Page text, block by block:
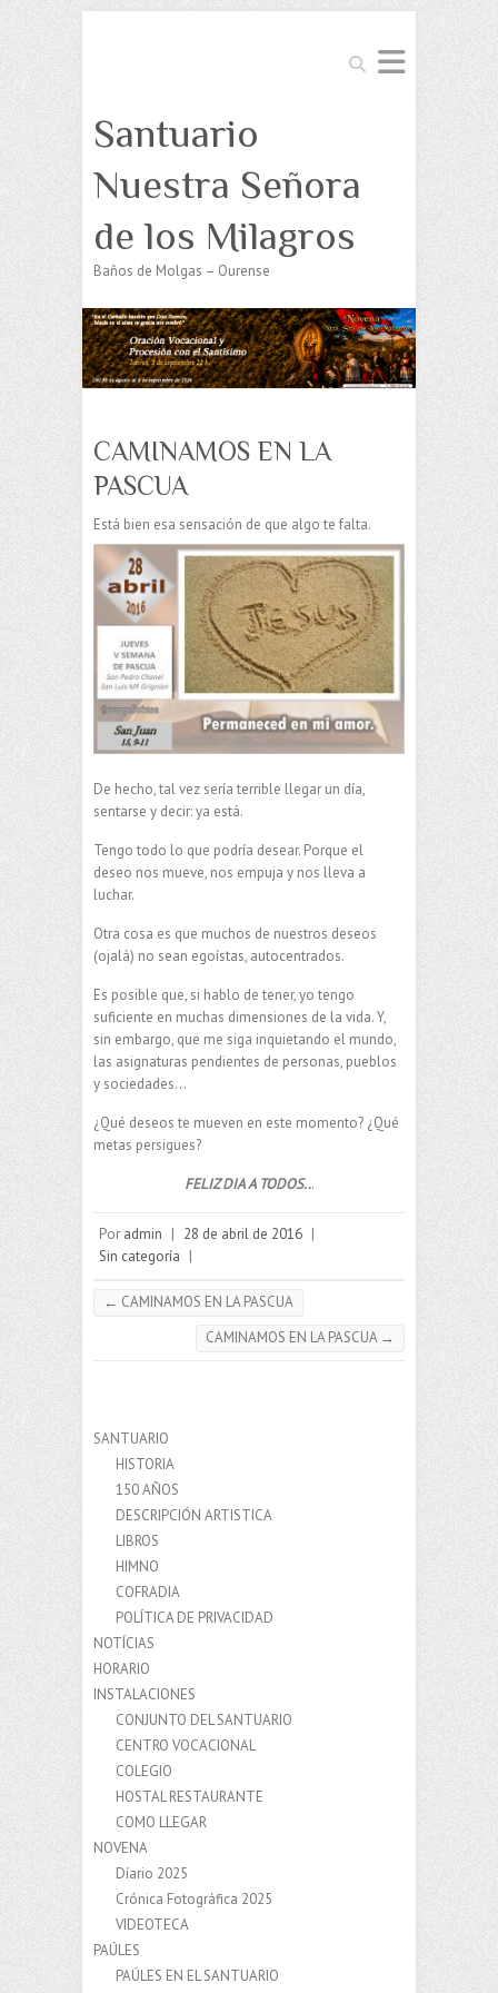
Buscar
Santuario
Nuestra Señora
de los Milagros
Baños de Molgas – Ourense
CAMINAMOS EN LA
PASCUA
Está bien esa sensación de que algo te falta.
De hecho, tal vez sería terrible llegar un día,
sentarse y decir: ya está.
Tengo todo lo que podría desear. Porque el
deseo nos mueve, nos empuja y nos lleva a
luchar.
Otra cosa es que muchos de nuestros deseos
(ojalá) no sean egoístas, autocentrados.
Es posible que, si hablo de tener, yo tengo
suficiente en muchas dimensiones de la vida. Y,
sin embargo, que me siga inquietando el mundo,
las asignaturas pendientes de personas, pueblos
y sociedades…
¿Qué deseos te mueven en este momento? ¿Qué
metas persigues?
FELIZ DIA A TODOS...
Por admin | 28 de abril de 2016 |
Sin categoría |
← CAMINAMOS EN LA PASCUA
CAMINAMOS EN LA PASCUA →
SANTUARIO
HISTORIA
150 AÑOS
DESCRIPCIÓN ARTISTICA
LIBROS
HIMNO
COFRADIA
POLÍTICA DE PRIVACIDAD
NOTÍCIAS
HORARIO
INSTALACIONES
CONJUNTO DEL SANTUARIO
CENTRO VOCACIONAL
COLEGIO
HOSTAL RESTAURANTE
COMO LLEGAR
NOVENA
Díario 2025
Crónica Fotográfica 2025
VIDEOTECA
PAÚLES
PAÚLES EN EL SANTUARIO